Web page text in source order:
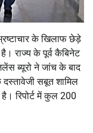
के खिलाफ छेड़े
राज्य के पूर्व कैबिनेट
ब्यूरो ने जांच के बाद
दस्तावेजी सबूत शामिल
रिपोर्ट में कुल 200